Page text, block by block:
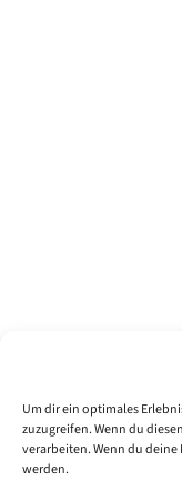
Um dir ein optimales
zuzugreifen. Wenn du
verarbeiten. Wenn du
werden.